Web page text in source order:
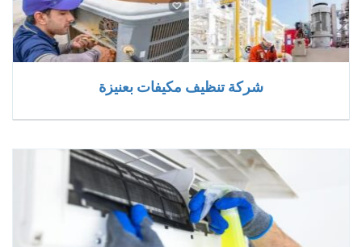
شركة تنظيف مكيفات بعنيزة